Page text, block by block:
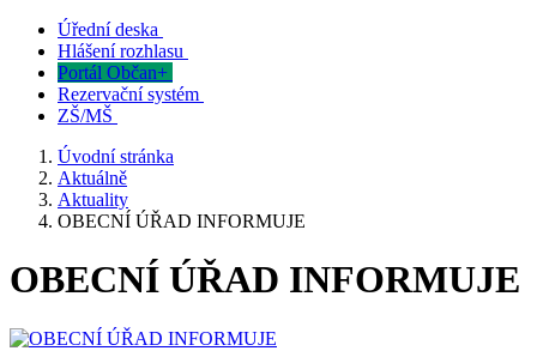
Úřední deska
Hlášení rozhlasu
Portál Občan+
Rezervační systém
ZŠ/MŠ
Úvodní stránka
Aktuálně
Aktuality
OBECNÍ ÚŘAD INFORMUJE
OBECNÍ ÚŘAD INFORMUJE